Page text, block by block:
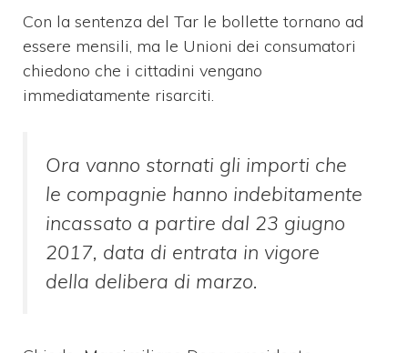
Con la sentenza del Tar le bollette tornano ad
essere mensili, ma le Unioni dei consumatori
chiedono che i cittadini vengano
immediatamente risarciti.
Ora vanno stornati gli importi che
le compagnie hanno indebitamente
incassato a partire dal 23 giugno
2017, data di entrata in vigore
della delibera di marzo.